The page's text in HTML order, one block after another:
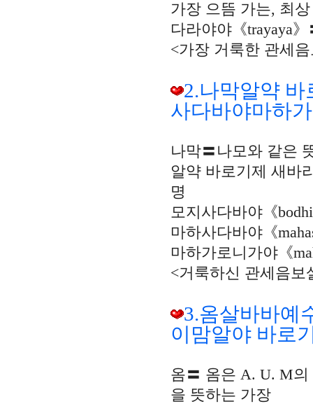
가장 으뜸 가는, 최
다라야야《trayaya
<가장 거룩한 관세
2.나막알약
사다바야마하
나막〓나모와 같은
알약 바로기제 새바
명
모지사다바야《
마하사다바야《
마하가로니가야《
<거룩하신 관세음보
3.옴살바바예
이맘알야 바로
옴〓 옴은 A. U. M
을 뜻하는 가장